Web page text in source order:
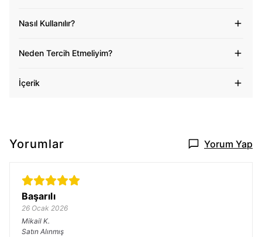
Nasıl Kullanılır?
Neden Tercih Etmeliyim?
İçerik
Yorumlar Yorum Yap
Başarılı
26 Ocak 2026
Mikail K.
Satın Alınmış